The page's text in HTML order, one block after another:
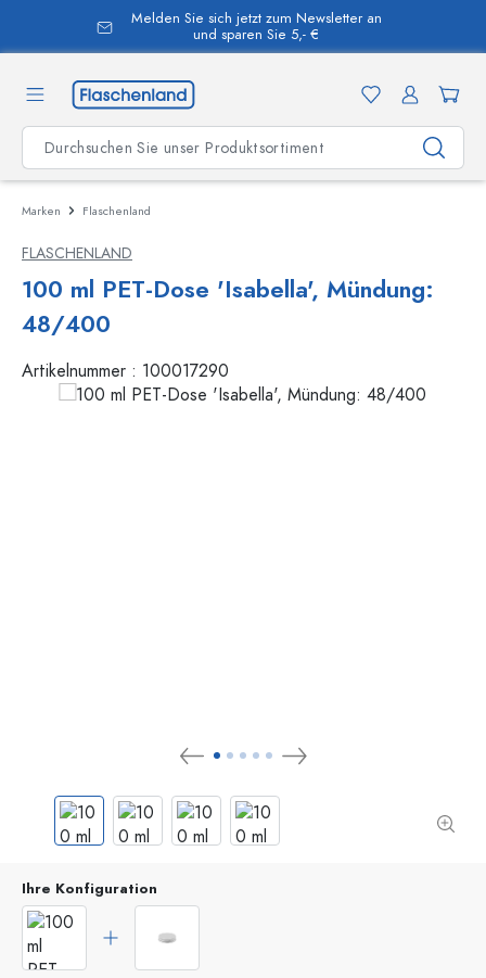
springen
Melden Sie sich jetzt zum Newsletter an
und sparen Sie 5,- €
Marken Flaschenland
FLASCHENLAND
100 ml PET-Dose 'Isabella', Mündung:
48/400
Artikelnummer : 100017290
Ihre Konfiguration